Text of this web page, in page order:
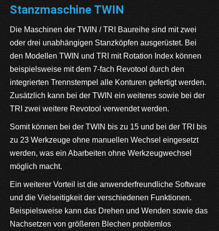
Stanzmaschine TWIN
Die Maschinen der TWIN / TRI Baureihe sind mit zwei
oder drei unabhängigen Stanzköpfen ausgerüstet. Bei
den Modellen TWIN und TRI mit Rotation Index können
beispielsweise mit dem 7-fach Revotool durch den
integrierten Trennstempel alle Konturen gefertigt werden.
Zusätzlich kann bei der TWIN ein weiteres sowie bei der
TRI zwei weitere Revotool verwendet werden.
Somit können bei der TWIN bis zu 15 und bei der TRI bis
zu 23 Werkzeuge ohne manuellen Wechsel eingesetzt
werden, was ein Abarbeiten ohne Werkzeugwechsel
möglich macht.
Ein weiterer Vorteil ist die anwenderfreundliche Software
und die Vielseitigkeit der verschiedenen Funktionen.
Beispielsweise kann das Drehen und Wenden sowie das
Nachsetzen von größeren Blechen problemlos